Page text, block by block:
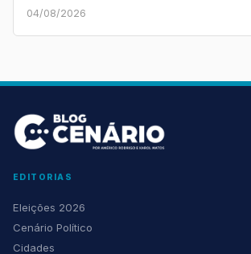
04/08/2026
EDITORIAS
Eleições 2026
Cenário Político
Cidades